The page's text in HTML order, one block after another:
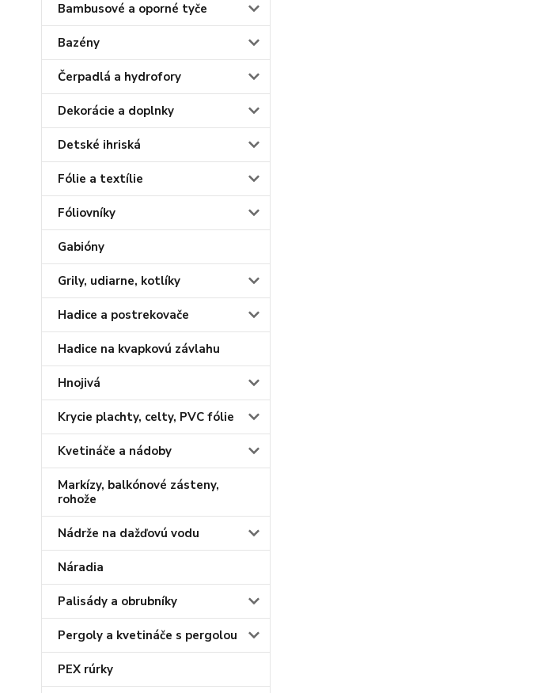
Bambusové a oporné tyče
Bazény
Čerpadlá a hydrofory
Dekorácie a doplnky
Detské ihriská
Fólie a textílie
Fóliovníky
Gabióny
Grily, udiarne, kotlíky
Hadice a postrekovače
Hadice na kvapkovú závlahu
Hnojivá
Krycie plachty, celty, PVC fólie
Kvetináče a nádoby
Markízy, balkónové zásteny,
rohože
Nádrže na dažďovú vodu
Náradia
Palisády a obrubníky
Pergoly a kvetináče s pergolou
PEX rúrky